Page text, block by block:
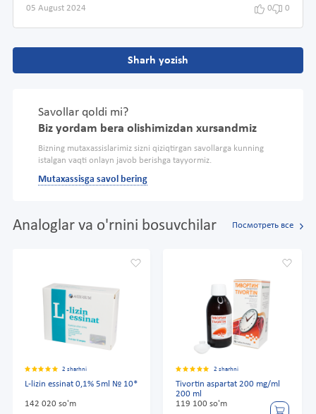
05 August 2024 0 0
Sharh yozish
Savollar qoldi mi?
Biz yordam bera olishimizdan xursandmiz
Bizning mutaxassislarimiz sizni qiziqtirgan savollarga kunning
istalgan vaqti onlayn javob berishga tayyormiz.
Mutaxassisga savol bering
Analoglar va o'rnini bosuvchilar Посмотреть все
2 sharhni
L-lizin essinat 0,1% 5ml № 10*
142 020 so'm
2 sharhni
Tivortin aspartat 200 mg/ml
200 ml
119 100 so'm